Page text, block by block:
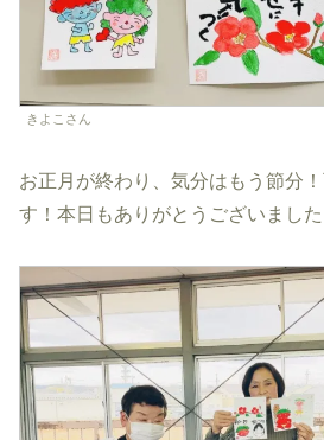
きよこさん
お正月が終わり、気分はもう節分
す！本日もありがとうございました